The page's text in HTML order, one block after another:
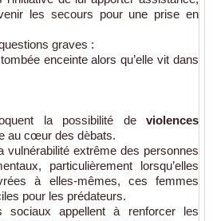
les secours pour une prise en
graves :
enceinte alors qu’elle vit dans
la possibilité de violences
au cœur des dèbats.
vulnérabilité extrême des personnes
particulièrement lorsqu’elles
à elles-mêmes, ces femmes
pour les prédateurs.
sociaux appellent à renforcer les